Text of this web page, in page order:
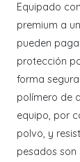
Equipado
premium a
pueden
protección
forma
polímero de
equipo, por
polvo, y
pesados son